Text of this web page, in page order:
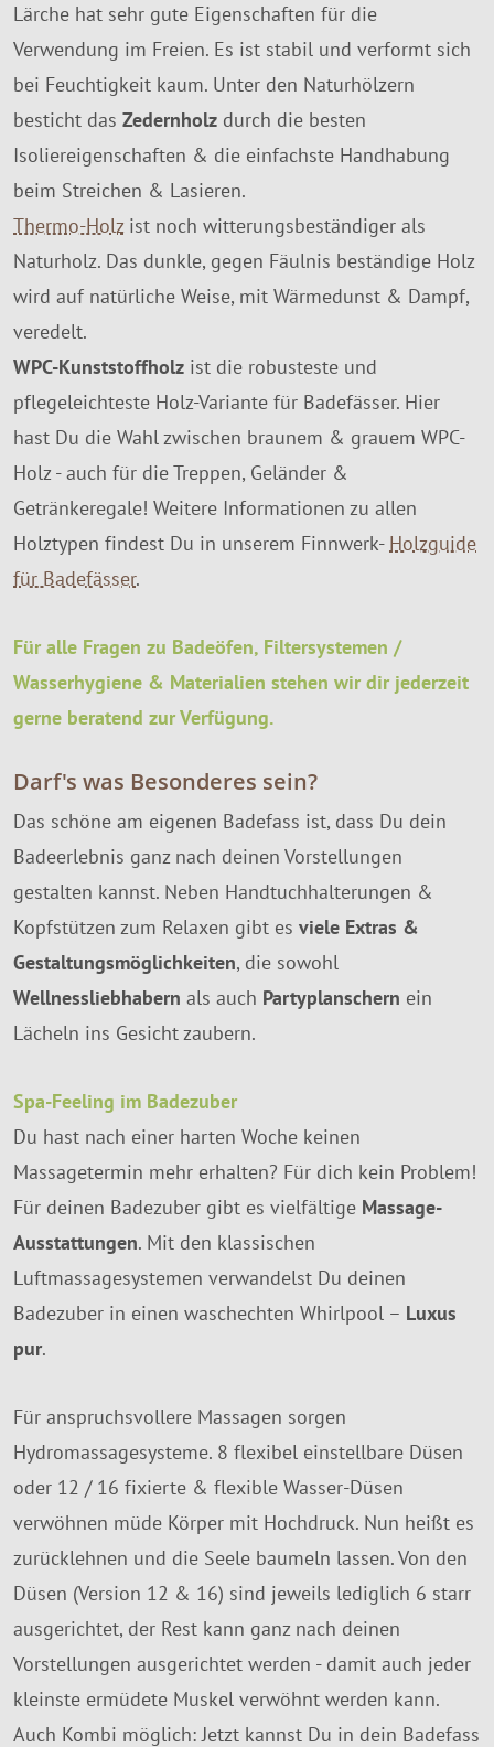
Lärche hat sehr gute Eigenschaften für die
Verwendung im Freien. Es ist stabil und verformt sich
bei Feuchtigkeit kaum. Unter den Naturhölzern
besticht das Zedernholz durch die besten
Isoliereigenschaften & die einfachste Handhabung
beim Streichen & Lasieren.
Thermo-Holzist noch witterungsbeständiger als
Naturholz. Das dunkle, gegen Fäulnis beständige Holz
wird auf natürliche Weise, mit Wärmedunst & Dampf,
veredelt.
WPC-Kunststoffholz ist die robusteste und
pflegeleichteste Holz-Variante für Badefässer. Hier
hast Du die Wahl zwischen braunem & grauem WPC-
Holz - auch für die Treppen, Geländer &
Getränkeregale! Weitere Informationen zu allen
Holztypen findest Du in unserem Finnwerk- Holzguide
für Badefässer.
Für alle Fragen zu Badeöfen, Filtersystemen /
Wasserhygiene & Materialien stehen wir dir jederzeit
gerne beratend zur Verfügung.
Darf's was Besonderes sein?
Das schöne am eigenen Badefass ist, dass Du dein
Badeerlebnis ganz nach deinen Vorstellungen
gestalten kannst. Neben Handtuchhalterungen &
Kopfstützen zum Relaxen gibt es viele Extras &
Gestaltungsmöglichkeiten, die sowohl
Wellnessliebhabern als auch Partyplanschern ein
Lächeln ins Gesicht zaubern.
Spa-Feeling im Badezuber
Du hast nach einer harten Woche keinen
Massagetermin mehr erhalten? Für dich kein Problem!
Für deinen Badezuber gibt es vielfältige Massage-
Ausstattungen. Mit den klassischen
Luftmassagesystemen verwandelst Du deinen
Badezuber in einen waschechten Whirlpool – Luxus
pur.
Für anspruchsvollere Massagen sorgen
Hydromassagesysteme. 8 flexibel einstellbare Düsen
oder 12 / 16 fixierte & flexible Wasser-Düsen
verwöhnen müde Körper mit Hochdruck. Nun heißt es
zurücklehnen und die Seele baumeln lassen. Von den
Düsen (Version 12 & 16) sind jeweils lediglich 6 starr
ausgerichtet, der Rest kann ganz nach deinen
Vorstellungen ausgerichtet werden - damit auch jeder
kleinste ermüdete Muskel verwöhnt werden kann.
Auch Kombi möglich: Jetzt kannst Du in dein Badefass